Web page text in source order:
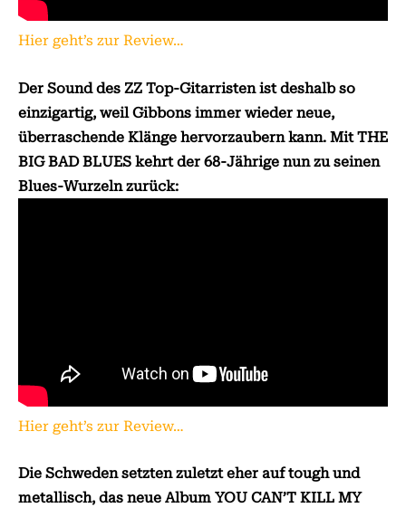
Hier geht’s zur Review…
Der Sound des ZZ Top-Gitarristen ist deshalb so
einzigartig, weil Gibbons immer wieder neue,
überraschende Klänge hervorzaubern kann. Mit THE
BIG BAD BLUES kehrt der 68-Jährige nun zu seinen
Blues-Wurzeln zurück:
Hier geht’s zur Review…
Die Schweden setzten zuletzt eher auf tough und
metallisch, das neue Album YOU CAN’T KILL MY